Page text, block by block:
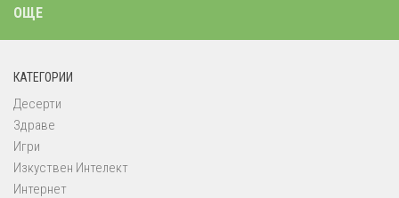
ОЩЕ
КАТЕГОРИИ
Десерти
Здраве
Игри
Изкуствен Интелект
Интернет